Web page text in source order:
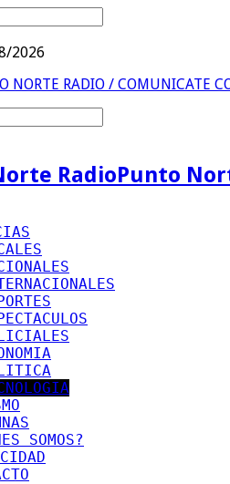
2026
NORTE RADIO / COMUNICATE
Punto
SOMOS?